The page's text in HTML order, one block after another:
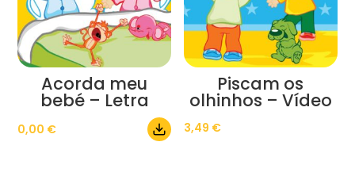
Acorda meu
bebé – Letra
0,00 €
Piscam os
olhinhos – Vídeo
3,49 €